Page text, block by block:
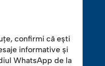
confirmi că ești
informative și
WhatsApp de la